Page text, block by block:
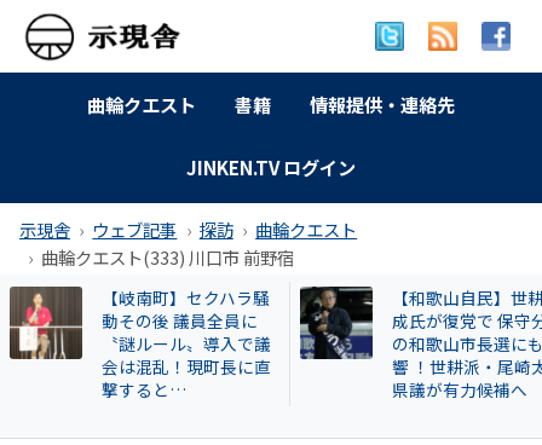
曲輪クエスト 書籍 情報提供・連絡先
JINKEN.TV ログイン
示現舎 ウェブ記事 探訪
曲輪クエスト
曲輪クエスト(333) 川口市 前野宿
【和歌山自民】世耕弘
成氏が復党で 保守分裂
の和歌山市長選にも影
響 ！世耕派・尾崎太郎
県議が有力候補へ
曲輪クエスト(462)
本町広瀬